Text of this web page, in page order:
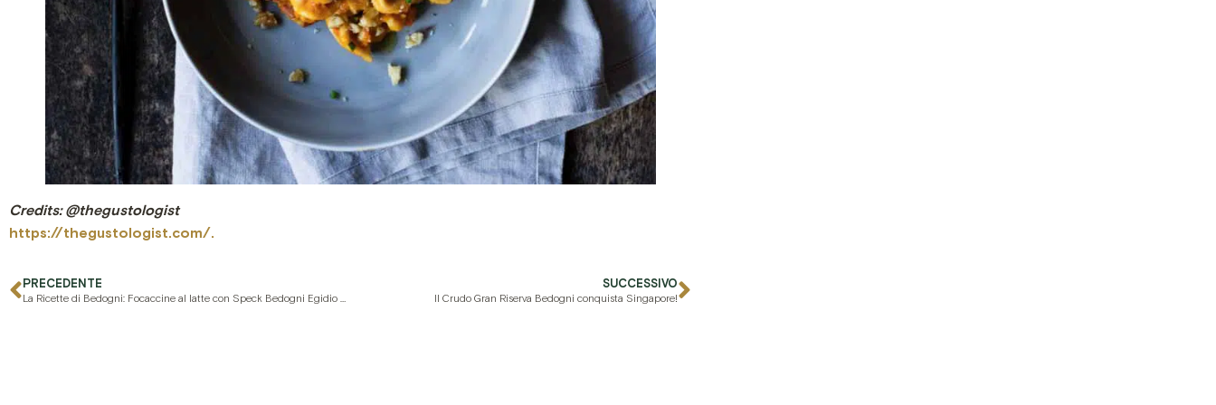
Credits: @thegustologist
https://thegustologist.com/.
PRECEDENTE
La Ricette di Bedogni: Focaccine al latte con Speck Bedogni Egidio e fichi
SUCCESSIVO
Il Crudo Gran Riserva Bedogni conquista Singapore!